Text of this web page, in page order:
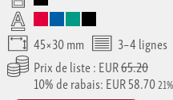
45×30 mm
3–4 lignes
Prix de liste : EUR65.20
10% de rabais: EUR 58.70